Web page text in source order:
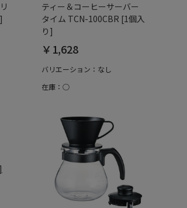
ティー＆コーヒーサーバー
タイム TCN-100CBR [1個入
り]
￥1,628
バリエーション：なし
在庫：○